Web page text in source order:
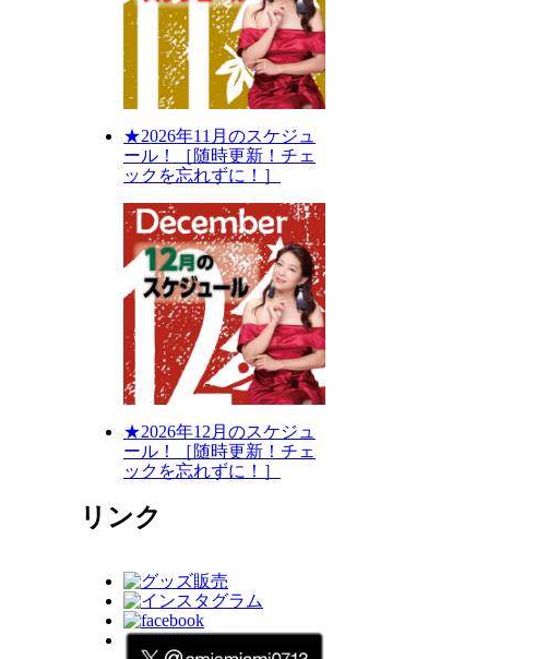
★2026年11月のスケジュ
ール！［随時更新！チェ
ックを忘れずに！］
★2026年12月のスケジュ
ール！［随時更新！チェ
ックを忘れずに！］
リンク